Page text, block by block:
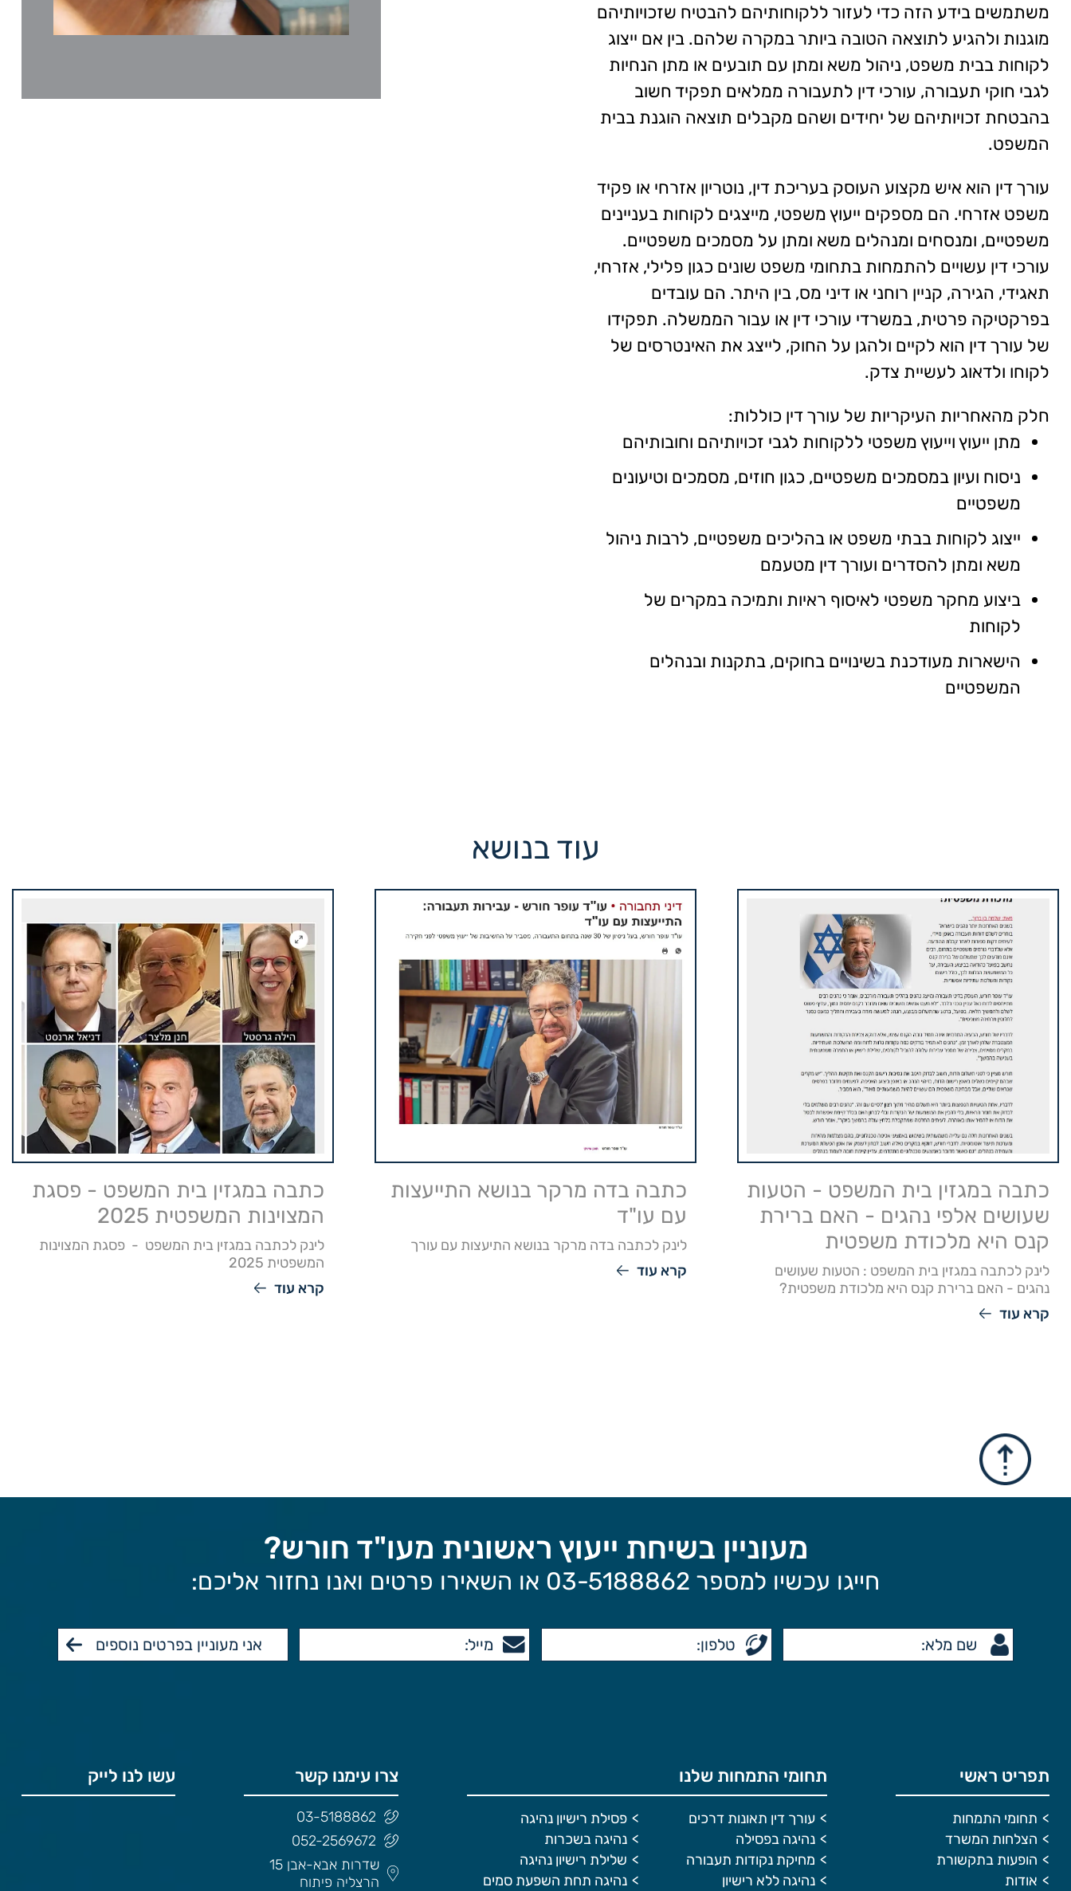
משתמשים בידע הזה כדי לעזור ללקוחותיהם להבטיח שזכויותיהם
מוגנות ולהגיע לתוצאה הטובה ביותר במקרה שלהם. בין אם ייצוג
לקוחות בבית משפט, ניהול משא ומתן עם תובעים או מתן הנחיות
לגבי חוקי תעבורה, עורכי דין לתעבורה ממלאים תפקיד חשוב
בהבטחת זכויותיהם של יחידים ושהם מקבלים תוצאה הוגנת בבית
המשפט.
עורך דין הוא איש מקצוע העוסק בעריכת דין, נוטריון אזרחי או פקיד
משפט אזרחי. הם מספקים ייעוץ משפטי, מייצגים לקוחות בעניינים
משפטיים, ומנסחים ומנהלים משא ומתן על מסמכים משפטיים.
עורכי דין עשויים להתמחות בתחומי משפט שונים כגון פלילי, אזרחי,
תאגידי, הגירה, קניין רוחני או דיני מס, בין היתר. הם עובדים
בפרקטיקה פרטית, במשרדי עורכי דין או עבור הממשלה. תפקידו
של עורך דין הוא לקיים ולהגן על החוק, לייצג את האינטרסים של
לקוחו ולדאוג לעשיית צדק.
חלק מהאחריות העיקריות של עורך דין כוללות:
מתן ייעוץ וייעוץ משפטי ללקוחות לגבי זכויותיהם וחובותיהם
ניסוח ועיון במסמכים משפטיים, כגון חוזים, מסמכים וטיעונים
משפטיים
ייצוג לקוחות בבתי משפט או בהליכים משפטיים, לרבות ניהול
משא ומתן להסדרים ועורך דין מטעמם
ביצוע מחקר משפטי לאיסוף ראיות ותמיכה במקרים של
לקוחות
הישארות מעודכנת בשינויים בחוקים, בתקנות ובנהלים
המשפטיים
עוד בנושא
כתבה במגזין בית המשפט - הטעות
שעושים אלפי נהגים - האם ברירת
קנס היא מלכודת משפטית
לינק לכתבה במגזין בית המשפט : הטעות שעושים
נהגים - האם ברירת קנס היא מלכודת משפטית?
קרא עוד
כתבה בדה מרקר בנושא התייעצות
עם עו"ד
לינק לכתבה בדה מרקר בנושא התיעצות עם עורך
קרא עוד
כתבה במגזין בית המשפט - פסגת
המצוינות המשפטית 2025
לינק לכתבה במגזין בית המשפט - פסגת המצוינות
המשפטית 2025
קרא עוד
מעוניין בשיחת ייעוץ ראשונית מעו"ד חורש?
חייגו עכשיו למספר 03-5188862 או השאירו פרטים ואנו נחזור אליכם:
תפריט ראשי
תחומי התמחות
הצלחות המשרד
הופעות בתקשורת
אודות
תחומי התמחות שלנו
עורך דין תאונות דרכים
פסילת רישיון נהיגה
נהיגה בפסילה
נהיגה בשכרות
מחיקת נקודות תעבורה
שלילת רישיון נהיגה
נהיגה ללא רישיון
נהיגה תחת השפעת סמים
צרו עימנו קשר
03-5188862
052-2569672
שדרות אבא-אבן 15
הרצליה פיתוח
עשו לנו לייק